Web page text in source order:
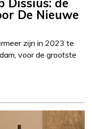
Dissius: de
De Nieuwe
zijn in 2023 te
voor de grootste